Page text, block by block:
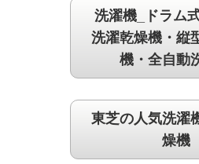
洗濯機_ドラム
洗濯乾燥機・縦
機・全自動
東芝の人気洗濯
燥機